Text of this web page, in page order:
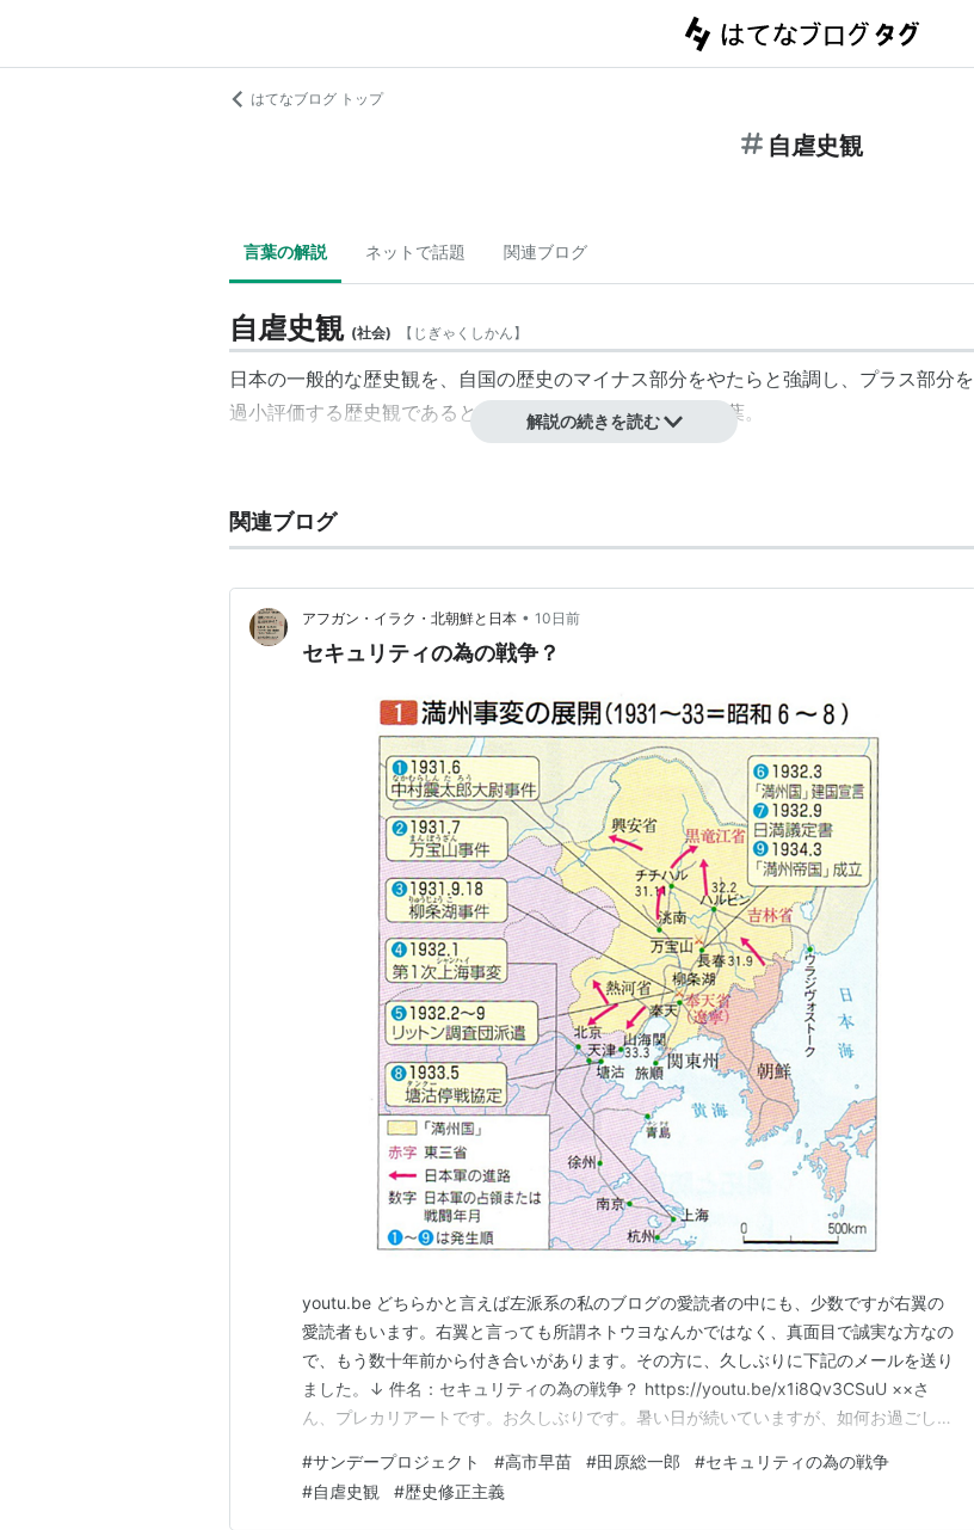
はてなブログ トップ
自虐史観
言葉の解説 ネットで話題 関連ブログ
自虐史観 (社会) 【 じぎゃくしかん】
日本の一般的な歴史観を、自国の歴史のマイナス部分をやたらと強調し、プラス部分を
過小評価する歴史観であると、批判的文脈で使用される言葉。
解説の続きを読む
関連ブログ
アフガン・イラク・北朝鮮と日本 • 10日前
セキュリティの為の戦争？
youtu.be どちらかと言えば左派系の私のブログの愛読者の中にも、少数ですが右翼の
愛読者もいます。右翼と言っても所謂ネトウヨなんかではなく、真面目で誠実な方なの
で、もう数十年前から付き合いがあります。その方に、久しぶりに下記のメールを送り
ました。↓ 件名：セキュリティの為の戦争？ https://youtu.be/x1i8Qv3CSuU ××さ
ん、プレカリアートです。お久しぶりです。暑い日が続いていますが、如何お過ごしで
に違和感を抱いたからです。 問題の映像は、2002年の「サンデープロジェクト」とい
う討論番組で…
#サンデープロジェクト #高市早苗 #田原総一郎 #セキュリティの為の戦争
#自虐史観 #歴史修正主義